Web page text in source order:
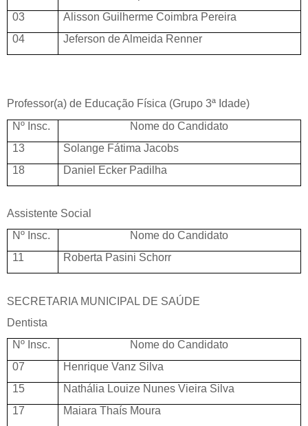
03
Alisson Guilherme Coimbra Pereira
04
Jeferson de Almeida Renner
Professor(a) de Educação Física (Grupo 3ª Idade)
Nº Insc.
Nome do Candidato
13
Solange Fátima Jacobs
18
Daniel Ecker Padilha
Assistente Social
Nº Insc.
Nome do Candidato
11
Roberta Pasini Schorr
SECRETARIA MUNICIPAL DE SAÚDE
Dentista
Nº Insc.
Nome do Candidato
07
Henrique Vanz Silva
15
Nathália Louize Nunes Vieira Silva
17
Maiara Thaís Moura